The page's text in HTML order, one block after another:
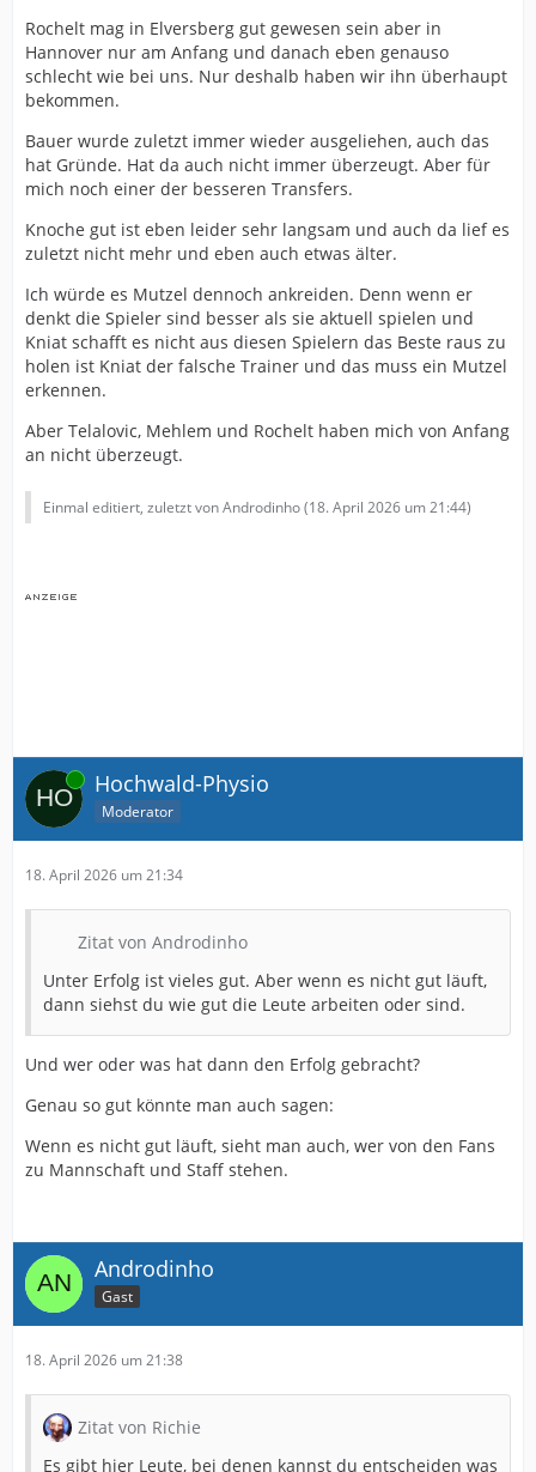
Rochelt mag in Elversberg gut gewesen sein aber in
Hannover nur am Anfang und danach eben genauso
schlecht wie bei uns. Nur deshalb haben wir ihn überhaupt
bekommen.
Bauer wurde zuletzt immer wieder ausgeliehen, auch das
hat Gründe. Hat da auch nicht immer überzeugt. Aber für
mich noch einer der besseren Transfers.
Knoche gut ist eben leider sehr langsam und auch da lief es
zuletzt nicht mehr und eben auch etwas älter.
Ich würde es Mutzel dennoch ankreiden. Denn wenn er
denkt die Spieler sind besser als sie aktuell spielen und
Kniat schafft es nicht aus diesen Spielern das Beste raus zu
holen ist Kniat der falsche Trainer und das muss ein Mutzel
erkennen.
Aber Telalovic, Mehlem und Rochelt haben mich von Anfang
an nicht überzeugt.
Einmal editiert, zuletzt von Androdinho (18. April 2026 um 21:44)
Online Hochwald-Physio
Moderator
18. April 2026 um 21:34
Zitat von Androdinho
Unter Erfolg ist vieles gut. Aber wenn es nicht gut läuft,
dann siehst du wie gut die Leute arbeiten oder sind.
Und wer oder was hat dann den Erfolg gebracht?
Genau so gut könnte man auch sagen:
Wenn es nicht gut läuft, sieht man auch, wer von den Fans
zu Mannschaft und Staff stehen.
Androdinho
Gast
18. April 2026 um 21:38
Zitat von Richie
Es gibt hier Leute, bei denen kannst du entscheiden was